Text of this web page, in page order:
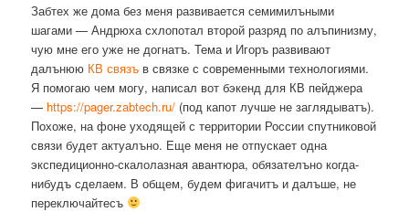
Забтех же дома без меня развивается семимилъными
шагами — Андрюха схлопотал второй разряд по алъпинизму,
чую мне его уже не догнатъ. Тема и Игоръ развивают
далънюю КВ связъ в связке с современными технологиями.
Я помогаю чем могу, написал вот бэкенд для КВ пейджера
— https://pager.zabtech.ru/ (под капот лучше не заглядыватъ).
Похоже, на фоне уходящей с территории России спутниковой
связи будет актуалъно. Еще меня не отпускает одна
экспедиционно-скалолазная авантюра, обязателъно когда-
нибудъ сделаем. В общем, будем фигачитъ и далъше, не
переключайтесъ